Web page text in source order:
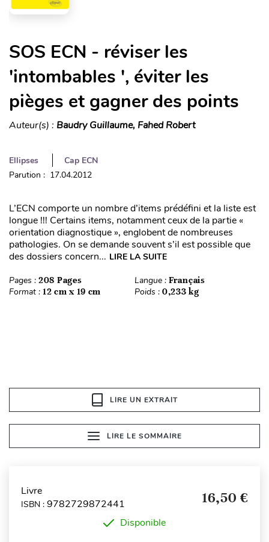
SOS ECN - réviser les
'intombables ', éviter les
pièges et gagner des points
Auteur(s) : Baudry Guillaume, Fahed Robert
Ellipses
Cap ECN
Parution : 17.04.2012
L’ECN comporte un nombre d’items prédéfini et la liste est
longue !!! Certains items, notamment ceux de la partie «
orientation diagnostique », englobent de nombreuses
pathologies. On se demande souvent s’il est possible que
des dossiers concern... LIRE LA SUITE
Pages : 208 Pages Langue : Français
Format : 12 cm x 19 cm Poids : 0,233 kg
LIRE UN EXTRAIT
LIRE LE SOMMAIRE
Livre
ISBN : 9782729872441 16,50 €
Disponible